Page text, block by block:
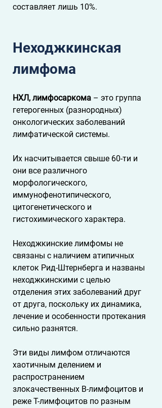
составляет лишь 10%.
Неходжкинская
лимфома
НХЛ, лимфосаркома – это группа
гетерогенных (разнородных)
онкологических заболеваний
лимфатической системы.
Их насчитывается свыше 60-ти и
они все различного
морфологического,
иммунофенотипического,
цитогенетического и
гистохимического характера.
Неходжкинские лимфомы не
связаны с наличием атипичных
клеток Рид-Штернберга и названы
неходжкинскими с целью
отделения этих заболеваний друг
от друга, поскольку их динамика,
лечение и особенности протекания
сильно разнятся.
Эти виды лимфом отличаются
хаотичным делением и
распространением
злокачественных B-лимфоцитов и
реже Т-лимфоцитов по разным